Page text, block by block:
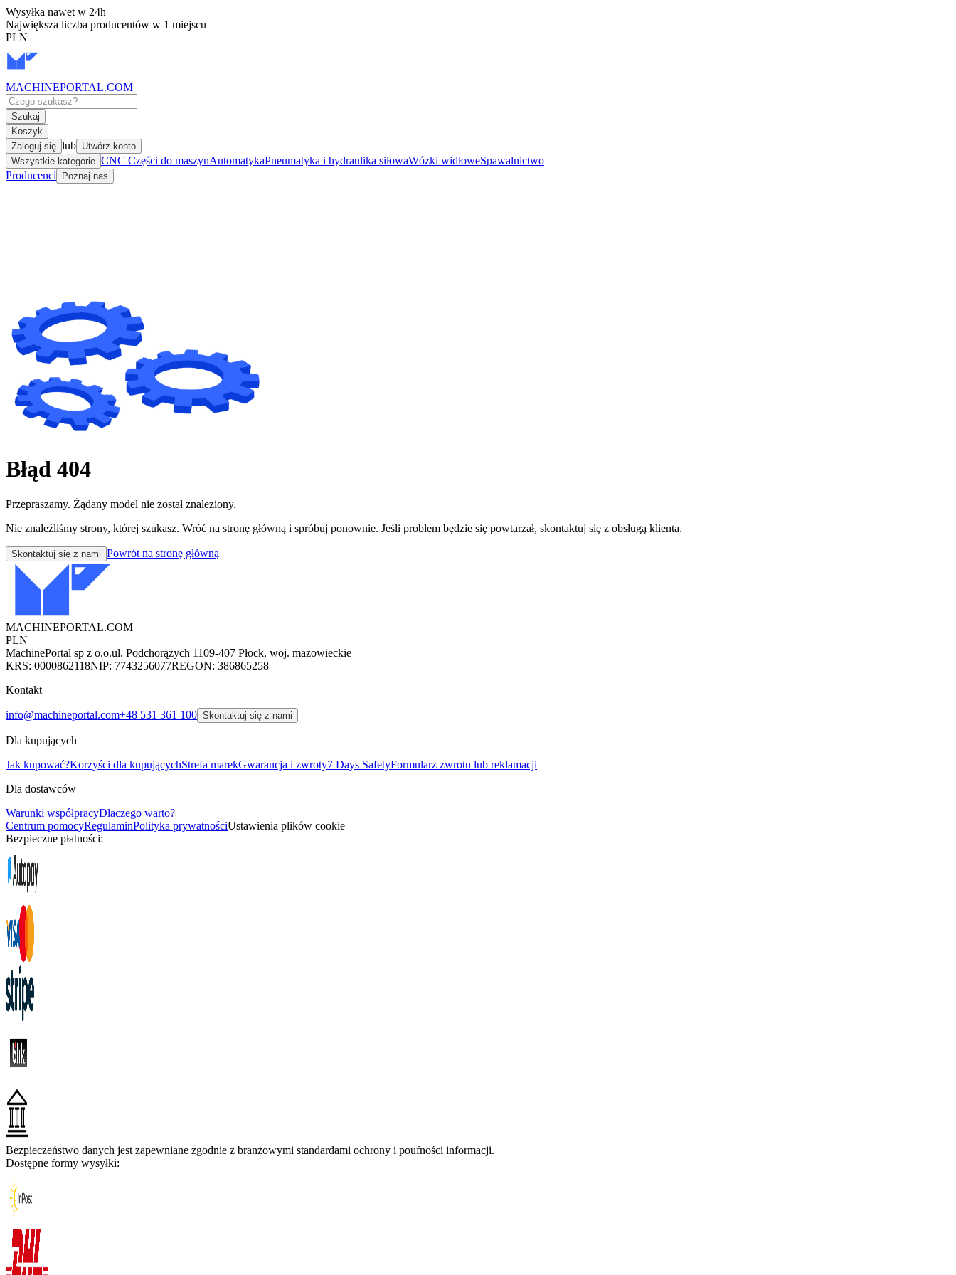
Wysyłka nawet w 24h
Największa liczba producentów w 1 miejscu
PLN
MACHINEPORTAL.COM
Szukaj
Koszyk
Zaloguj się lub Utwórz konto
Wszystkie kategorie CNC Części do maszynAutomatykaPneumatyka i hydraulika siłowaWózki widłoweSpawalnictwo
Producenci
Poznaj nas
Błąd 404
Przepraszamy. Żądany model nie został znaleziony.
Nie znaleźliśmy strony, której szukasz. Wróć na stronę główną i spróbuj ponownie. Jeśli problem będzie się powtarzał, skontaktuj się z obsługą klienta.
Skontaktuj się z nami Powrót na stronę główną
MACHINEPORTAL.COM
PLN
MachinePortal sp z o.o.ul. Podchorążych 1109-407 Płock, woj. mazowieckie
KRS: 0000862118NIP: 7743256077REGON: 386865258
Kontakt
info@machineportal.com+48 531 361 100 Skontaktuj się z nami
Dla kupujących
Jak kupować?Korzyści dla kupującychStrefa marekGwarancja i zwroty7 Days SafetyFormularz zwrotu lub reklamacji
Dla dostawców
Warunki współpracyDlaczego warto?
Centrum pomocyRegulaminPolityka prywatnościUstawienia plików cookie
Bezpieczne płatności:
Bezpieczeństwo danych jest zapewniane zgodnie z branżowymi standardami ochrony i poufności informacji.
Dostępne formy wysyłki: